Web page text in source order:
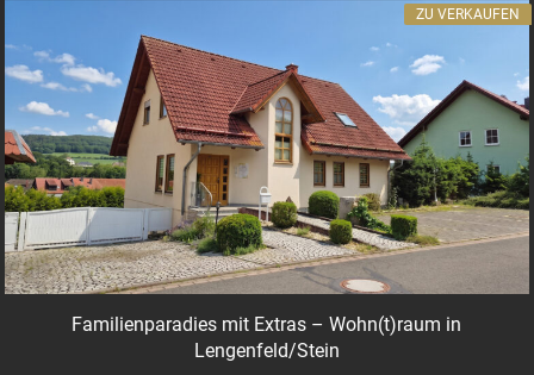
Familienparadies mit Extras – Wohn(t)raum in
Lengenfeld/Stein
ZU VERKAUFEN